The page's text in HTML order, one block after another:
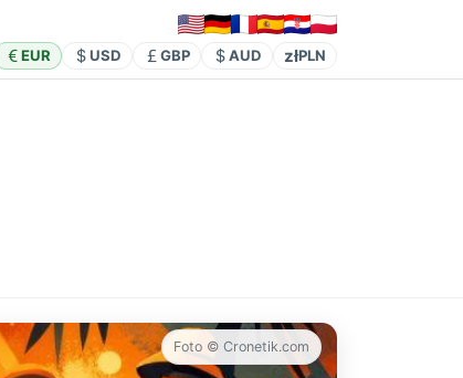
EUR USD GBP AUD złPLN
Foto © Cronetik.com